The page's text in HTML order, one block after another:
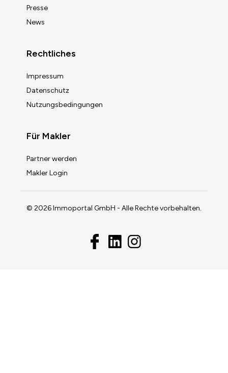
Presse
News
Rechtliches
Impressum
Datenschutz
Nutzungsbedingungen
Für Makler
Partner werden
Makler Login
© 2026 Immoportal GmbH - Alle Rechte vorbehalten.